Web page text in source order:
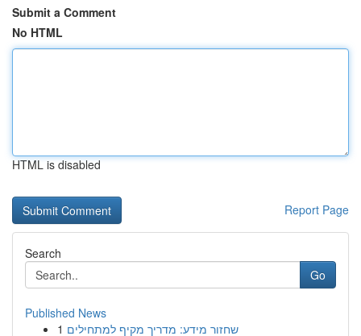
Submit a Comment
No HTML
HTML is disabled
Report Page
Search
Go
Published News
1 שחזור מידע: מדריך מקיף למתחילים